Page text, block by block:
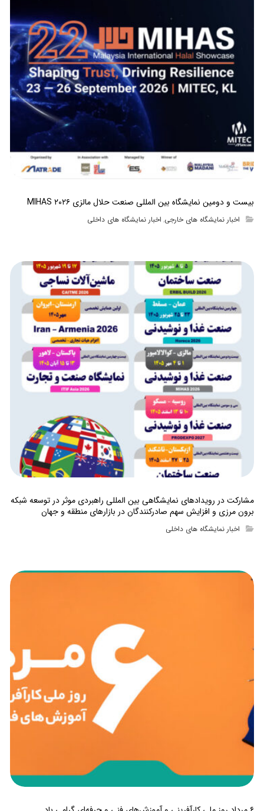
بیست و دومین نمایشگاه بین المللی صنعت حلال مالزی MIHAS ۲۰۲۶
اخبار نمایشگاه های خارجی, اخبار نمایشگاه های داخلی
مشارکت در رویدادهای نمایشگاهی بین المللی راهبردی موثر در توسعه شبکه
برون مرزی و افزایش سهم صادرکنندگان در بازارهای منطقه و جهان
اخبار نمایشگاه های داخلی